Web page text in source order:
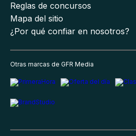
Reglas de concursos
Mapa del sitio
¿Por qué confiar en nosotros?
Otras marcas de GFR Media